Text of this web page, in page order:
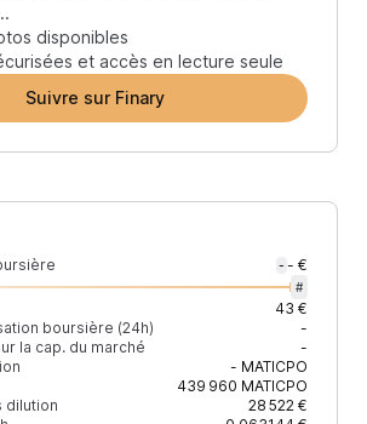
disponibles
et accès en lecture seule
Suivre sur Finary
- - €
#
43 €
boursière (24h)
-
la cap. du marché
-
- MATICPO
439 960 MATICPO
dilution
28 522 €